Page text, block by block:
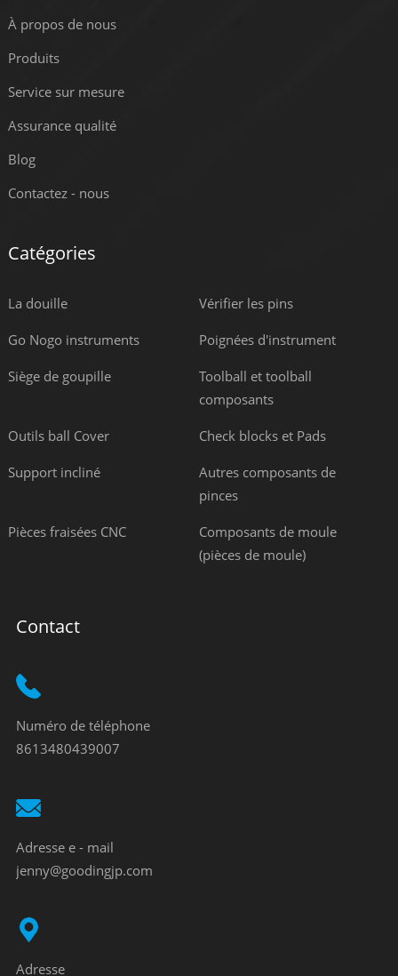
À propos de nous
Produits
Service sur mesure
Assurance qualité
Blog
Contactez - nous
Catégories
La douille Vérifier les pins
Go Nogo instruments Poignées d'instrument
Siège de goupille
Toolball et toolball
composants
Outils ball Cover Check blocks et Pads
Support incliné
Autres composants de
pinces
Pièces fraisées CNC
Composants de moule
(pièces de moule)
Contact
Numéro de téléphone
8613480439007
Adresse e - mail
jenny@goodingjp.com
Adresse